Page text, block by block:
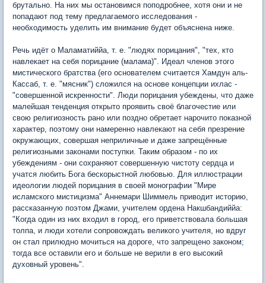
брутально. На них мы остановимся поподробнее, хотя они и не
попадают под тему предлагаемого исследования -
необходимость уделить им внимание будет объяснена ниже.
Речь идёт о Маламатиййа, т. е. "людях порицания", "тех, кто
навлекает на себя порицание (малама)". Идеал членов этого
мистического братства (его основателем считается Хамдун аль-
Кассаб, т. е. "мясник") сложился на основе концепции ихлас -
"совершенной искренности". Люди порицания убеждены, что даже
малейшая тенденция открыто проявить своё благочестие или
свою религиозность рано или поздно обретает нарочито показной
характер, поэтому они намеренно навлекают на себя презрение
окружающих, совершая неприличные и даже запрещённые
религиозными законами поступки. Таким образом - по их
убеждениям - они сохраняют совершенную чистоту сердца и
учатся любить Бога бескорыстной любовью. Для иллюстрации
идеологии людей порицания в своей монографии "Мире
исламского мистицизма" Аннемари Шиммель приводит историю,
рассказанную поэтом Джами, учителем ордена Накшбандиййа:
"Когда один из них входил в город, его приветствовала большая
толпа, и люди хотели сопровождать великого учителя, но вдруг
он стал прилюдно мочиться на дороге, что запрещено законом;
тогда все оставили его и больше не верили в его высокий
духовный уровень".